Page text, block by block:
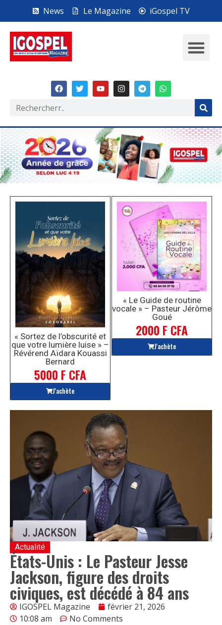
News Le Magazine iGospel TV
« Sortez de l’obscurité et
que votre lumière luise » –
Révérend Aïdara Kouassi
Bernard
5000 F CFA
J'achète
« Le Guide de routine
vocale » – Pasteur Jérôme
Goué
2000 F CFA
J'achète
Actualité
États-Unis : Le Pasteur Jesse
Jackson, figure des droits
civiques, est décédé à 84 ans
IGOSPEL Magazine
février 21, 2026
10:08 am
No Comments